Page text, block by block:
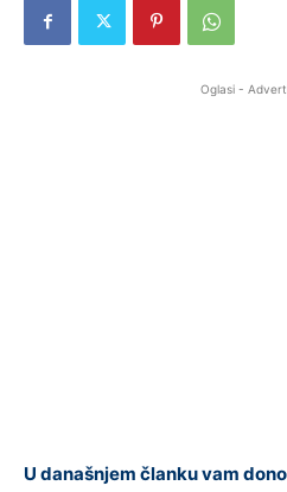
Oglasi -
U današnjem članku vam